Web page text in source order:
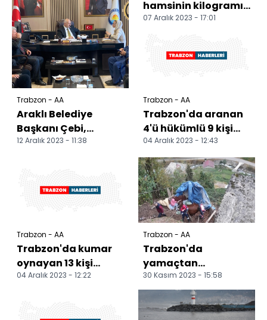
Trabzon - AA
Araklı Belediye
Başkanı Çebi,
vatandaşları
12 Aralık 2023 - 11:38
hamsinin kilogramı
25 liraya kadar
07 Aralık 2023 - 17:01
Trabzon - AA
Trabzon'da aranan
4'ü hükümlü 9 kişi
yakalandı
04 Aralık 2023 - 12:43
Trabzon - AA
Trabzon'da kumar
oynayan 13 kişi
suçüstü yakalandı
04 Aralık 2023 - 12:22
Trabzon - AA
Trabzon'da
yamaçtan
yuvarlanan inek
itfaiye ekiplerince
kurtarıldı
30 Kasım 2023 - 15:58